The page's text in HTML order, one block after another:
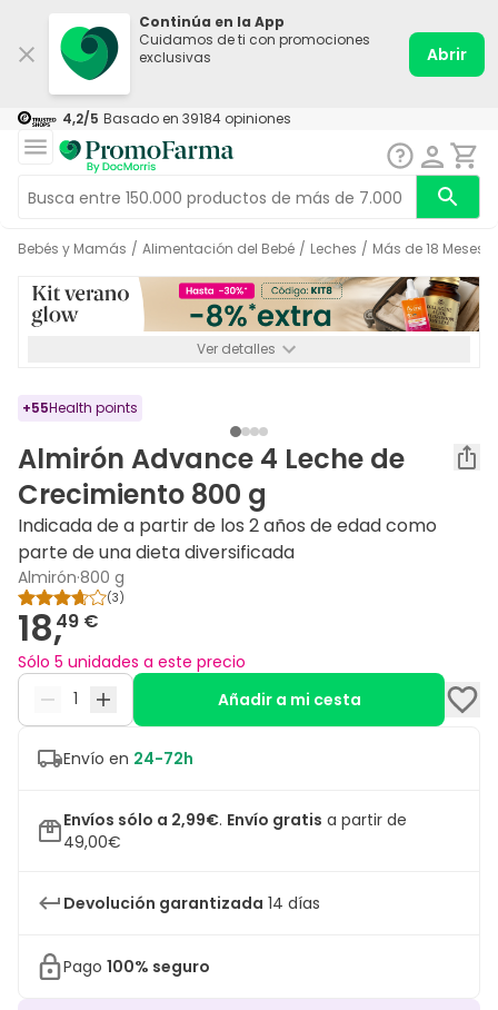
Continúa en la App
Cuidamos de ti con promociones
exclusivas
Abrir
4,2/5 Basado en 39184 opiniones
Bebés y Mamás / Alimentación del Bebé / Leches / Más de 18 Meses
Ver detalles
+55Health points
Almirón Advance 4 Leche de
Crecimiento 800 g
Indicada de a partir de los 2 años de edad como
parte de una dieta diversificada
Almirón·800 g
(3)
18,49 €
Sólo 5 unidades a este precio
Añadir a mi cesta
Envío en 24-72h
Envíos sólo a 2,99€. Envío gratis a partir de
49,00€
Devolución garantizada 14 días
Pago 100% seguro